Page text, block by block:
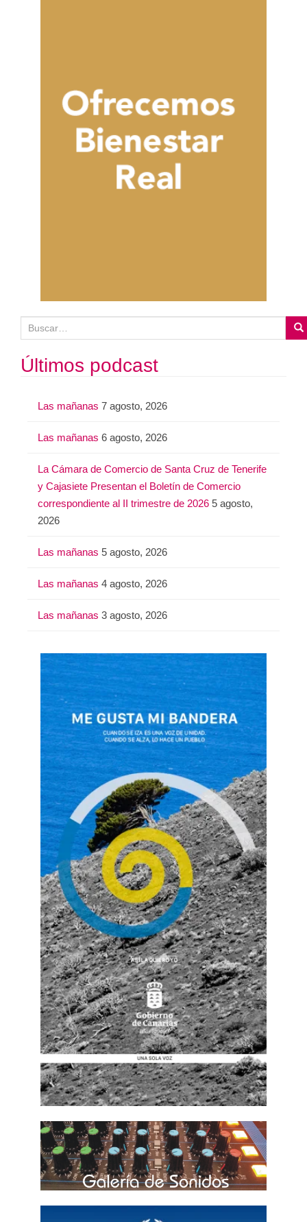
u
s
c
Últimos podcast
Las mañanas 7 agosto, 2026
Las mañanas 6 agosto, 2026
La Cámara de Comercio de Santa Cruz de Tenerife
y Cajasiete Presentan el Boletín de Comercio
correspondiente al II trimestre de 2026 5 agosto,
2026
Las mañanas 5 agosto, 2026
Las mañanas 4 agosto, 2026
Las mañanas 3 agosto, 2026